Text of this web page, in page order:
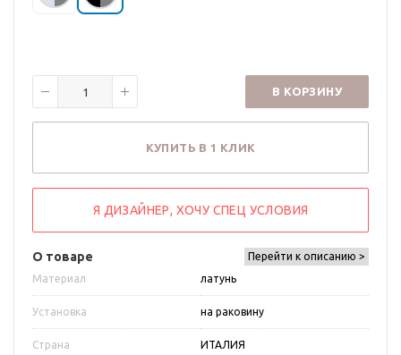
О товаре
Перейти к описанию >
Материал
латунь
Установка на раковину
Страна ИТАЛИЯ
В КОРЗИНУ
КУПИТЬ В 1 КЛИК
Я ДИЗАЙНЕР, ХОЧУ СПЕЦ УСЛОВИЯ